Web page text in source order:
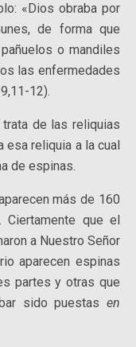
«Dios obraba por
de forma que
o mandiles
las enfermedades
12).
de las reliquias
esa reliquia a la cual
de espinas.
más de 160
que el
a Nuestro Señor
aparecen espinas
partes y otras que
sido puestas en